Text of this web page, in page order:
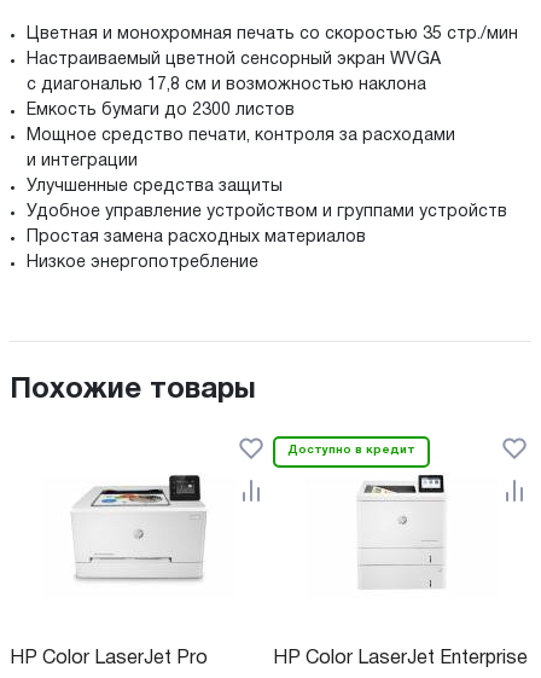
Цветная и монохромная печать со скоростью 35 стр./мин
Настраиваемый цветной сенсорный экран WVGA
с диагональю 17,8 см и возможностью наклона
Емкость бумаги до 2300 листов
Мощное средство печати, контроля за расходами
и интеграции
Улучшенные средства защиты
Удобное управление устройством и группами устройств
Простая замена расходных материалов
Низкое энергопотребление
Похожие товары
HP Color LaserJet Pro
Доступно в кредит
HP Color LaserJet Enterprise